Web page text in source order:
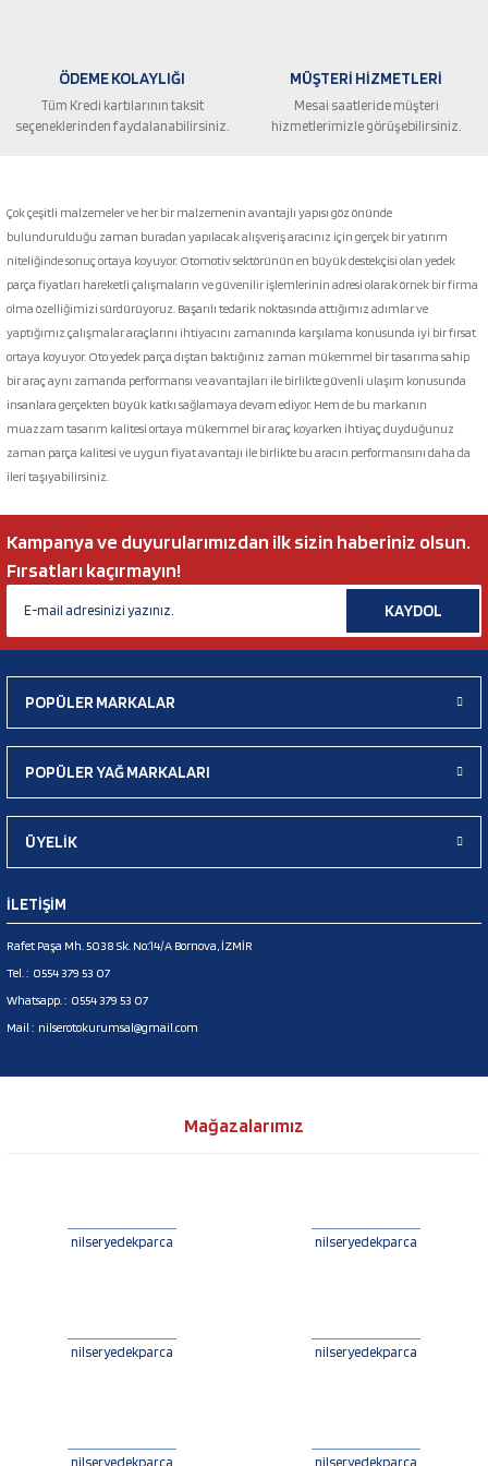
Gönder
ÖDEME KOLAYLIĞI
Tüm Kredi kartılarının taksit
seçeneklerinden faydalanabilirsiniz.
MÜŞTERİ HİZMETLERİ
Mesai saatleride müşteri
hizmetlerimizle görüşebilirsiniz.
Çok çeşitli malzemeler ve her bir malzemenin avantajlı yapısı göz önünde
bulundurulduğu zaman buradan yapılacak alışveriş aracınız için gerçek bir yatırım
niteliğinde sonuç ortaya koyuyor. Otomotiv sektörünün en büyük destekçisi olan yedek
parça fiyatları hareketli çalışmaların ve güvenilir işlemlerinin adresi olarak örnek bir firma
olma özelliğimizi sürdürüyoruz. Başarılı tedarik noktasında attığımız adımlar ve
yaptığımız çalışmalar araçlarını ihtiyacını zamanında karşılama konusunda iyi bir fırsat
ortaya koyuyor. Oto yedek parça dıştan baktığınız zaman mükemmel bir tasarıma sahip
bir araç aynı zamanda performansı ve avantajları ile birlikte güvenli ulaşım konusunda
insanlara gerçekten büyük katkı sağlamaya devam ediyor. Hem de bu markanın
muazzam tasarım kalitesi ortaya mükemmel bir araç koyarken ihtiyaç duyduğunuz
zaman parça kalitesi ve uygun fiyat avantajı ile birlikte bu aracın performansını daha da
ileri taşıyabilirsiniz.
Kampanya ve duyurularımızdan ilk sizin haberiniz olsun.
Fırsatları kaçırmayın!
KAYDOL
POPÜLER MARKALAR
POPÜLER YAĞ MARKALARI
ÜYELİK
İLETİŞİM
Rafet Paşa Mh. 5038 Sk. No:14/A Bornova, İZMİR
Tel. : 0554 379 53 07
Whatsapp. : 0554 379 53 07
Mail : nilserotokurumsal@gmail.com
Mağazalarımız
nilseryedekparca nilseryedekparca
nilseryedekparca nilseryedekparca
nilseryedekparca nilseryedekparca